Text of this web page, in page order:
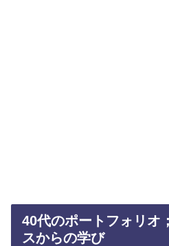
40代のポートフォリオ
スからの学び